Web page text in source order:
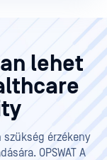
lehet
szükség érzékeny
OPSWAT A